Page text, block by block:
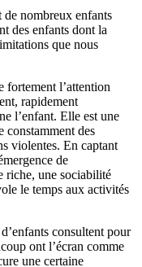
de nombreux enfants
des enfants dont la
que nous
fortement l’attention
rapidement
l’enfant. Elle est une
constamment des
violentes. En captant
de
riche, une sociabilité
le temps aux activités
consultent pour
ont l’écran comme
une certaine